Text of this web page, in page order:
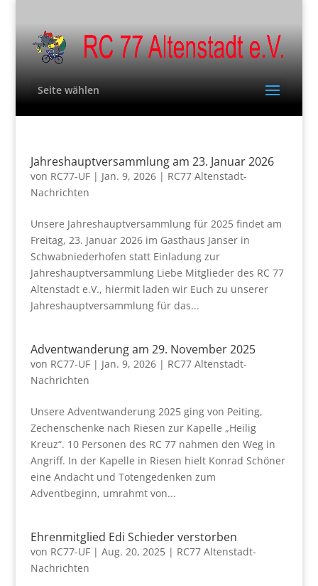
Seite wählen
Jahreshauptversammlung am 23. Januar 2026
von RC77-UF| Jan. 9, 2026| RC77 Altenstadt-
Nachrichten
Unsere Jahreshauptversammlung für 2025 findet am
Freitag, 23. Januar 2026 im Gasthaus Janser in
Schwabniederhofen statt Einladung zur
Jahreshauptversammlung Liebe Mitglieder des RC 77
Altenstadt e.V., hiermit laden wir Euch zu unserer
Jahreshauptversammlung für das...
Adventwanderung am 29. November 2025
von RC77-UF| Jan. 9, 2026| RC77 Altenstadt-
Nachrichten
Unsere Adventwanderung 2025 ging von Peiting,
Zechenschenke nach Riesen zur Kapelle „Heilig
Kreuz“. 10 Personen des RC 77 nahmen den Weg in
Angriff. In der Kapelle in Riesen hielt Konrad Schöner
eine Andacht und Totengedenken zum
Adventbeginn, umrahmt von...
Ehrenmitglied Edi Schieder verstorben
von RC77-UF| Aug. 20, 2025| RC77 Altenstadt-
Nachrichten